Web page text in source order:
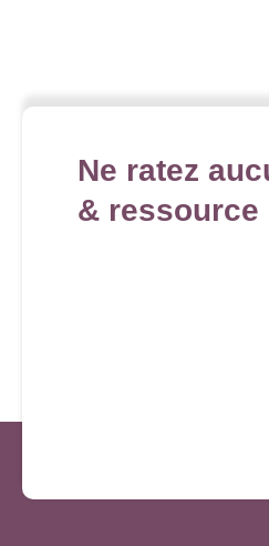
Ne ratez
& ressource